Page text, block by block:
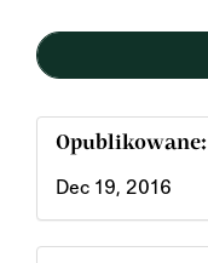
Opublikowane:
Dec 19, 2016